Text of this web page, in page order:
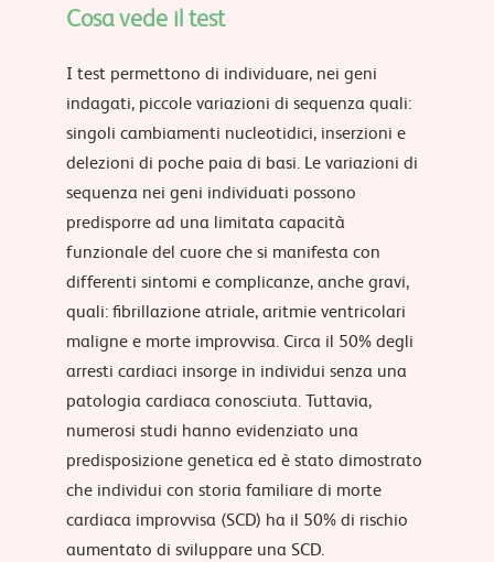
Cosa vede il test
I test permettono di individuare, nei geni
indagati, piccole variazioni di sequenza quali:
singoli cambiamenti nucleotidici, inserzioni e
delezioni di poche paia di basi. Le variazioni di
sequenza nei geni individuati possono
predisporre ad una limitata capacità
funzionale del cuore che si manifesta con
differenti sintomi e complicanze, anche gravi,
quali: fibrillazione atriale, aritmie ventricolari
maligne e morte improvvisa. Circa il 50% degli
arresti cardiaci insorge in individui senza una
patologia cardiaca conosciuta. Tuttavia,
numerosi studi hanno evidenziato una
predisposizione genetica ed è stato dimostrato
che individui con storia familiare di morte
cardiaca improvvisa (SCD) ha il 50% di rischio
aumentato di sviluppare una SCD.